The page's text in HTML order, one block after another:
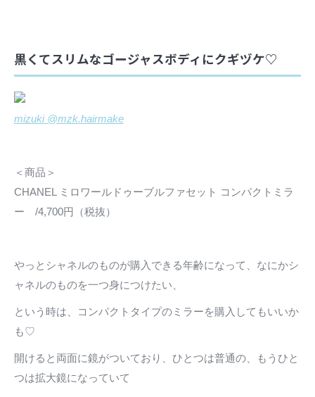
黒くてスリムなゴージャスボディにクギヅケ♡
mizuki @mzk.hairmake
＜商品＞
CHANEL ミロワールドゥーブルファセット コンパクトミラ
ー /4,700円（税抜）
やっとシャネルのものが購入できる年齢になって、なにかシ
ャネルのものを一つ身につけたい、
という時は、コンパクトタイプのミラーを購入してもいいか
も♡
開けると両面に鏡がついており、ひとつは普通の、もうひと
つは拡大鏡になっていて